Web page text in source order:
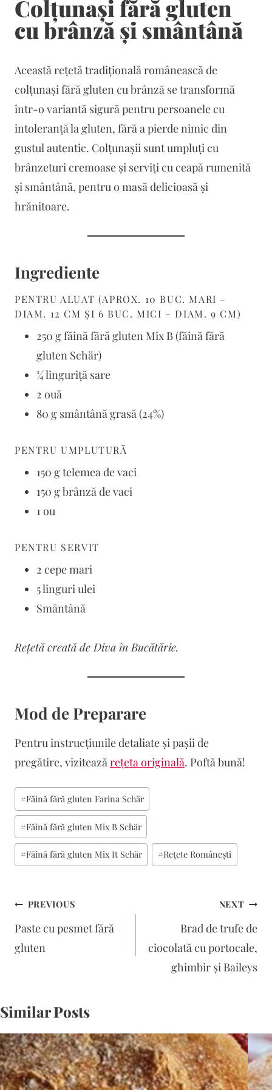
Colțunași fără gluten
cu brânză și smântână
Această rețetă tradițională românească de
colțunași fără gluten cu brânză se transformă
într-o variantă sigură pentru persoanele cu
intoleranță la gluten, fără a pierde nimic din
gustul autentic. Colțunașii sunt umpluți cu
brânzeturi cremoase și serviți cu ceapă rumenită
și smântână, pentru o masă delicioasă și
hrănitoare.
Ingrediente
PENTRU ALUAT (APROX. 10 BUC. MARI –
DIAM. 12 CM ȘI 6 BUC. MICI – DIAM. 9 CM)
250 g făină fără gluten Mix B (făină fără
gluten Schär)
¼ linguriță sare
2 ouă
80 g smântână grasă (24%)
PENTRU UMPLUTURĂ
150 g telemea de vaci
150 g brânză de vaci
1 ou
PENTRU SERVIT
2 cepe mari
5 linguri ulei
Smântână
Rețetă creată de Diva în Bucătărie.
Mod de Preparare
Pentru instrucțiunile detaliate și pașii de
pregătire, viziteazărețeta originală. Poftă bună!
Post
Tags:
#Făină fără gluten Farina Schär
#Făină fără gluten Mix B Schär
#Făină fără gluten Mix It Schär #Rețete Românești
Navigare
în
articole
PREVIOUS
Paste cu pesmet fără
gluten
NEXT
Brad de trufe de
ciocolată cu portocale,
ghimbir și Baileys
Similar Posts